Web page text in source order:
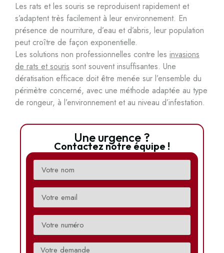
Une urgence ?
Contactez notre équipe !
Les rats et les souris se reproduisent rapidement et
s’adaptent très facilement à leur environnement. En
présence de nourriture, d’eau et d’abris, leur population
peut croître de façon exponentielle.
Les solutions non professionnelles contre les invasions
de rats et souris sont souvent insuffisantes. Une
dératisation efficace doit être menée sur l’ensemble du
périmètre concerné, avec une méthode adaptée au type
de rongeur, à l’environnement et au niveau d’infestation.